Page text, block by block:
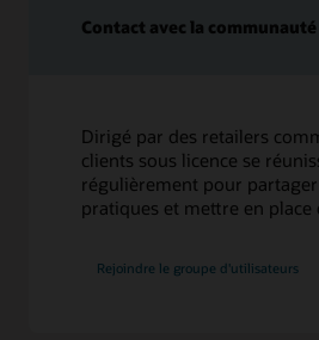
Contact avec la
Dirigé par des retailers
clients sous licence se
régulièrement pour
pratiques et mettre en place
Rejoindre le groupe d'utilisateurs